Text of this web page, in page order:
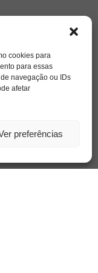
cookies para
para essas
navegação ou IDs
afetar
preferências
filme
livro